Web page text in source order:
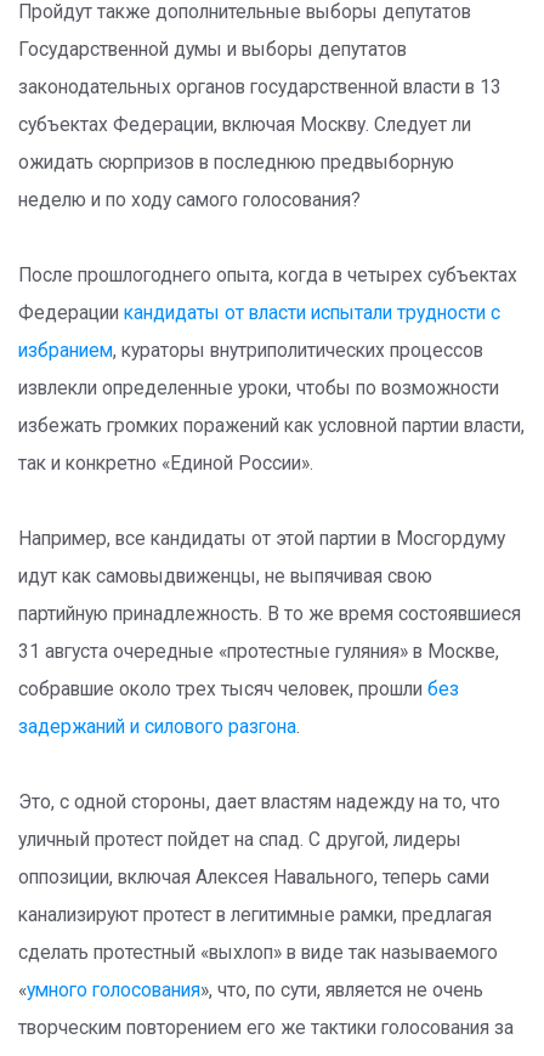
Пройдут также дополнительные выборы депутатов
Государственной думы и выборы депутатов
законодательных органов государственной власти в 13
субъектах Федерации, включая Москву. Следует ли
ожидать сюрпризов в последнюю предвыборную
неделю и по ходу самого голосования?
После прошлогоднего опыта, когда в четырех субъектах
Федерации кандидаты от власти испытали трудности с
избранием, кураторы внутриполитических процессов
извлекли определенные уроки, чтобы по возможности
избежать громких поражений как условной партии власти,
так и конкретно «Единой России».
Например, все кандидаты от этой партии в Мосгордуму
идут как самовыдвиженцы, не выпячивая свою
партийную принадлежность. В то же время состоявшиеся
31 августа очередные «протестные гуляния» в Москве,
собравшие около трех тысяч человек, прошли без
задержаний и силового разгона.
Это, с одной стороны, дает властям надежду на то, что
уличный протест пойдет на спад. С другой, лидеры
оппозиции, включая Алексея Навального, теперь сами
канализируют протест в легитимные рамки, предлагая
сделать протестный «выхлоп» в виде так называемого
«умного голосования», что, по сути, является не очень
творческим повторением его же тактики голосования за